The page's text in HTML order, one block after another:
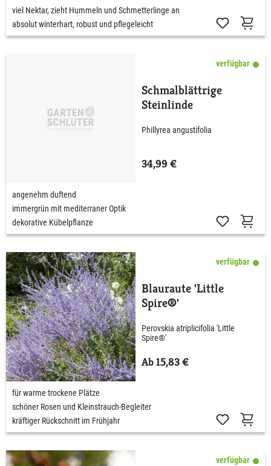
viel Nektar, zieht Hummeln und Schmetterlinge an
absolut winterhart, robust und pflegeleicht
verfügbar
Schmalblättrige
Steinlinde
Phillyrea angustifolia
34,99 €
angenehm duftend
immergrün mit mediterraner Optik
dekorative Kübelpflanze
verfügbar
Blauraute 'Little
Spire®'
Perovskia atriplicifolia 'Little
Spire®'
Ab 15,83 €
für warme trockene Plätze
schöner Rosen und Kleinstrauch-Begleiter
kräftiger Rückschnitt im Frühjahr
verfügbar